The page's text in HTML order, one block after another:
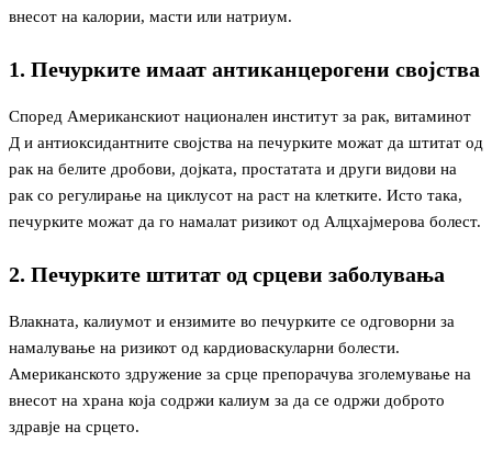
внесот на калории, масти или натриум.
1. Печурките имаат антиканцерогени својства
Според Американскиот национален институт за рак, витаминот
Д и антиоксидантните својства на печурките можат да штитат од
рак на белите дробови, дојката, простатата и други видови на
рак со регулирање на циклусот на раст на клетките. Исто така,
печурките можат да го намалат ризикот од Алцхајмерова болест.
2. Печурките штитат од срцеви заболувања
Влакната, калиумот и ензимите во печурките се одговорни за
намалување на ризикот од кардиоваскуларни болести.
Американското здружение за срце препорачува зголемување на
внесот на храна која содржи калиум за да се одржи доброто
здравје на срцето.